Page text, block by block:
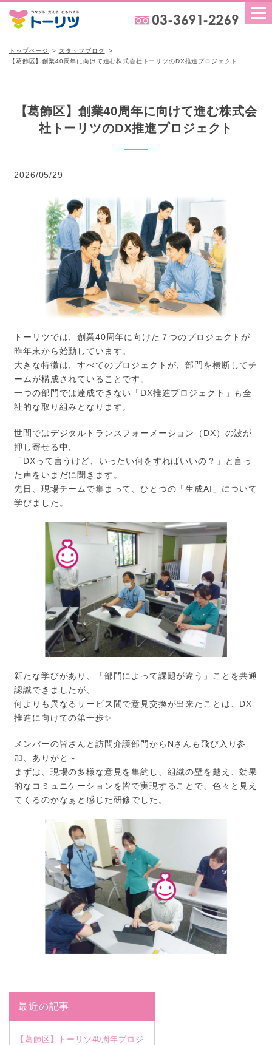
トップページ
スタッフブログ
【葛飾区】創業40周年に向けて進む株式会社トーリツのDX推進プロジェクト
【葛飾区】創業40周年に向けて進む株式会
社トーリツのDX推進プロジェクト
2026/05/29
トーリツでは、創業40周年に向けた７つのプロジェクトが
昨年末から始動しています。
大きな特徴は、すべてのプロジェクトが、部門を横断してチ
ームが構成されていることです。
一つの部門では達成できない「DX推進プロジェクト」も全
社的な取り組みとなります。
世間ではデジタルトランスフォーメーション（DX）の波が
押し寄せる中、
「DXって言うけど、いったい何をすればいいの？」と言っ
た声をいまだに聞きます。
先日、現場チームで集まって、ひとつの「生成AI」について
学びました。
新たな学びがあり、「部門によって課題が違う」ことを共通
認識できましたが、
何よりも異なるサービス間で意見交換が出来たことは、DX
推進に向けての第一歩✨
メンバーの皆さんと訪問介護部門からNさんも飛び入り参
加、ありがと～
まずは、現場の多様な意見を集約し、組織の壁を越え、効果
的なコミュニケーションを皆で実現することで、色々と見え
てくるのかなぁと感じた研修でした。
最近の記事
【葛飾区】トーリツ40周年プロジ